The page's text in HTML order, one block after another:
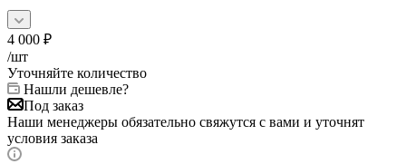
4 000 ₽
/шт
Уточняйте количество
Нашли дешевле?
Под заказ
Наши менеджеры обязательно свяжутся с вами и уточнят
условия заказа